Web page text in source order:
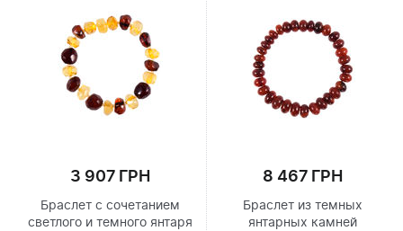
3 907 ГРН
Браслет с сочетанием
светлого и темного янтаря
8 467 ГРН
Браслет из темных
янтарных камней